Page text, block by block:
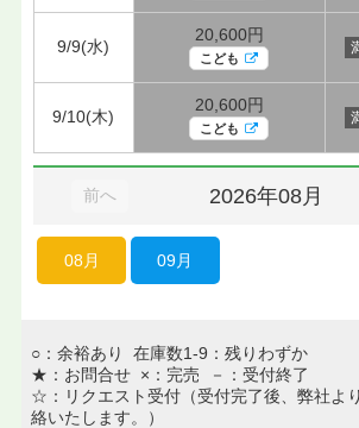
9/9(水)
20,600円
こども
9/10(木)
20,600円
こども
前へ 2026年08月
08月 09月
○：余裕あり 在庫数1-9：残りわずか
★：お問合せ ×：完売 －：受付終了
☆：リクエスト受付（受付完了後、弊社よ
絡いたします。）